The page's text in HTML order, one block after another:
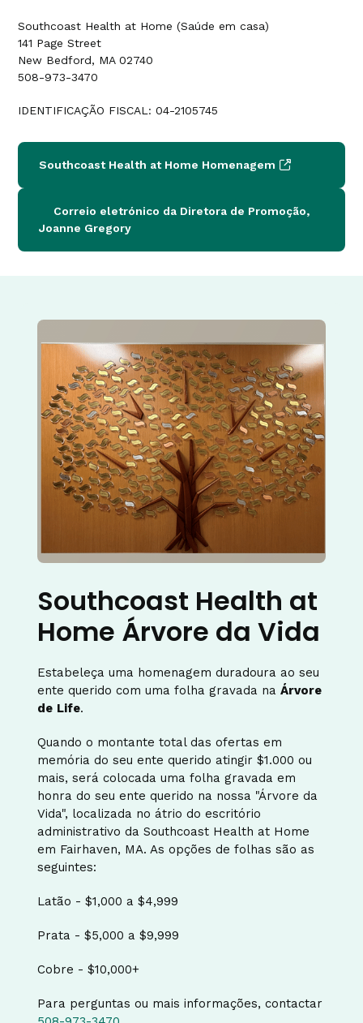
Southcoast Health at Home (Saúde em casa)
141 Page Street
New Bedford, MA 02740
508-973-3470
IDENTIFICAÇÃO FISCAL: 04-2105745
Southcoast Health at Home Homenagem
Correio eletrónico da Diretora de Promoção,
Joanne Gregory
Southcoast Health at
Home Árvore da Vida
Estabeleça uma homenagem duradoura ao seu
ente querido com uma folha gravada na Árvore
de Life.
Quando o montante total das ofertas em
memória do seu ente querido atingir $1.000 ou
mais, será colocada uma folha gravada em
honra do seu ente querido na nossa "Árvore da
Vida", localizada no átrio do escritório
administrativo da Southcoast Health at Home
em Fairhaven, MA. As opções de folhas são as
seguintes:
Latão - $1,000 a $4,999
Prata - $5,000 a $9,999
Cobre - $10,000+
Para perguntas ou mais informações, contactar